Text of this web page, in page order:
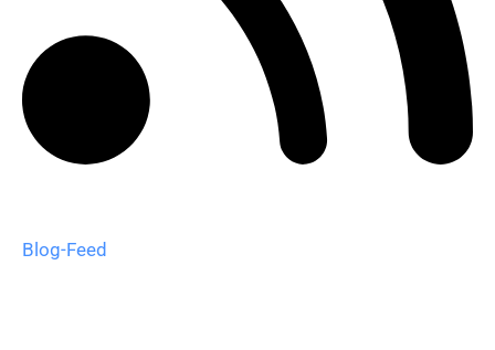
Blog-Feed